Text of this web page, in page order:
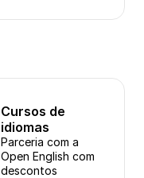
Cursos de
idiomas
Parceria com a
Open English com
descontos